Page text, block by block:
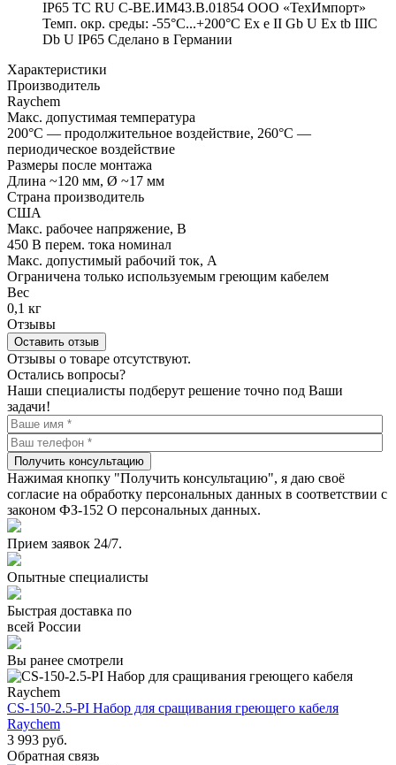
IP65 TC RU C-BE.ИМ43.В.01854 ООО «ТехИмпорт»
Темп. окр. среды: -55°C...+200°C Ex e II Gb U Ex tb IIIC
Db U IP65 Сделано в Германии
Характеристики
Производитель
Raychem
Макс. допустимая температура
200°C — продолжительное воздействие, 260°C —
периодическое воздействие
Размеры после монтажа
Длина ~120 мм, Ø ~17 мм
Страна производитель
США
Макс. рабочее напряжение, В
450 В перем. тока номинал
Макс. допустимый рабочий ток, А
Ограничена только используемым греющим кабелем
Вес
0,1 кг
Отзывы
Оставить отзыв
Отзывы о товаре отсутствуют.
Остались вопросы?
Наши специалисты подберут решение точно под Ваши
задачи!
Получить консультацию
Нажимая кнопку "Получить консультацию", я даю своё
согласие на обработку персональных данных в соответствии с
законом ФЗ-152 О персональных данных.
Прием заявок 24/7.
Опытные специалисты
Быстрая доставка по
всей России
Вы ранее смотрели
CS-150-2.5-PI Набор для сращивания греющего кабеля
Raychem
3 993 руб.
Обратная связь